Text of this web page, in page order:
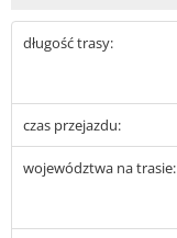
długość trasy:
czas przejazdu:
województwa na trasie: